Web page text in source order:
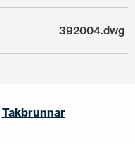
392004.dwg
Takbrunnar